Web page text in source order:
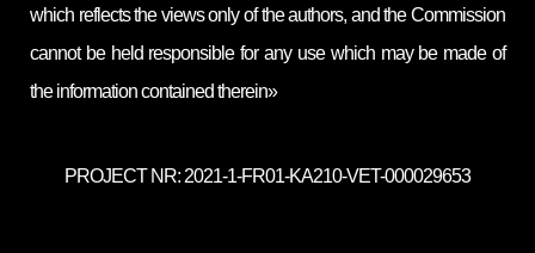
which reflects the views only of the authors, and the Commission
cannot be held responsible for any use which may be made of
the information contained therein»
PROJECT NR: 2021-1-FR01-KA210-VET-000029653